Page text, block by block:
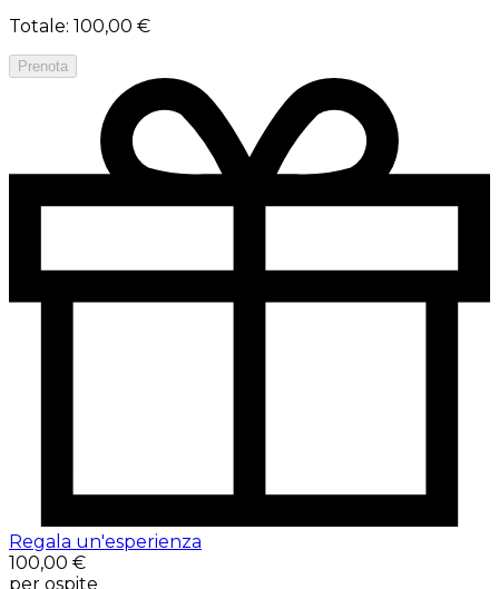
Totale: 100,00 €
Prenota
Regala un'esperienza
100,00 €
per ospite